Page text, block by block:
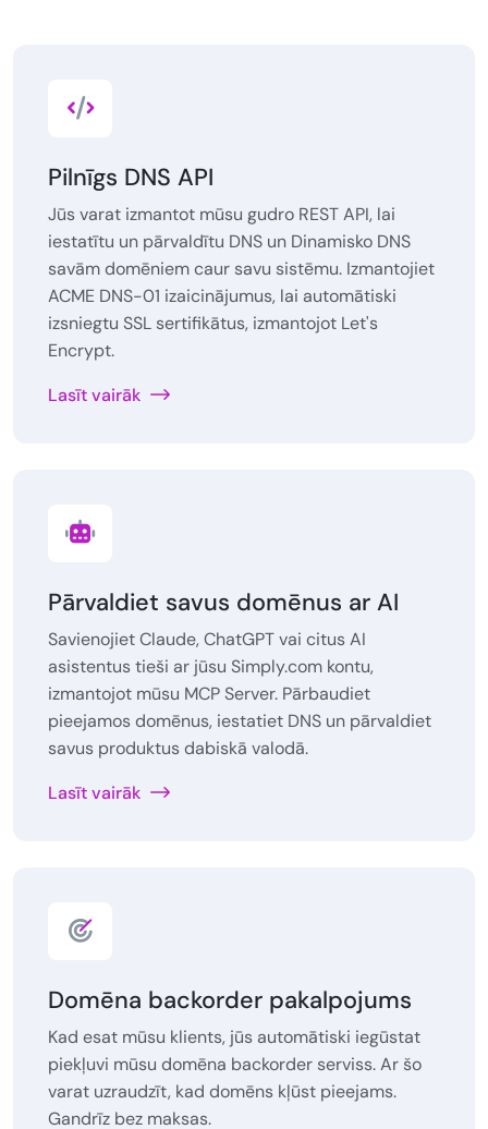
Pilnīgs DNS API
Jūs varat izmantot mūsu gudro REST API, lai
iestatītu un pārvaldītu DNS un Dinamisko DNS
savām domēniem caur savu sistēmu. Izmantojiet
ACME DNS-01 izaicinājumus, lai automātiski
izsniegtu SSL sertifikātus, izmantojot Let's
Encrypt.
Lasīt vairāk
Pārvaldiet savus domēnus ar AI
Savienojiet Claude, ChatGPT vai citus AI
asistentus tieši ar jūsu Simply.com kontu,
izmantojot mūsu MCP Server. Pārbaudiet
pieejamos domēnus, iestatiet DNS un pārvaldiet
savus produktus dabiskā valodā.
Lasīt vairāk
Domēna backorder pakalpojums
Kad esat mūsu klients, jūs automātiski iegūstat
piekļuvi mūsu domēna backorder serviss. Ar šo
varat uzraudzīt, kad domēns kļūst pieejams.
Gandrīz bez maksas.